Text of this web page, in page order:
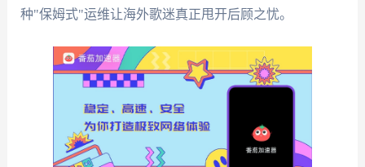
种"保姆式"运维让海外歌迷真正甩开后顾之忧。